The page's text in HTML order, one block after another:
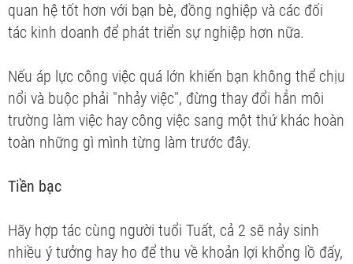
quan hệ tốt hơn với bạn bè, đồng nghiệp và các đối
tác kinh doanh để phát triển sự nghiệp hơn nữa.
Nếu áp lực công việc quá lớn khiến bạn không thể chịu
nổi và buộc phải "nhảy việc", đừng thay đổi hẳn môi
trường làm việc hay công việc sang một thứ khác hoàn
toàn những gì mình từng làm trước đây.
Tiền bạc
Hãy hợp tác cùng người tuổi Tuất, cả 2 sẽ nảy sinh
nhiều ý tưởng hay ho để thu về khoản lợi khổng lồ đấy,